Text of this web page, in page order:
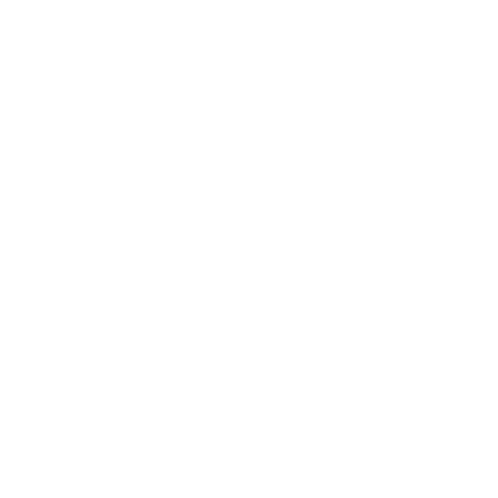
должна
терапию
развития
снижению
от
на 50 %
Период